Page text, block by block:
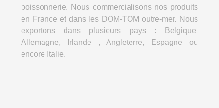
poissonnerie. Nous commercialisons nos produits
en France et dans les DOM-TOM outre-mer. Nous
exportons dans plusieurs pays : Belgique,
Allemagne, Irlande , Angleterre, Espagne ou
encore Italie.